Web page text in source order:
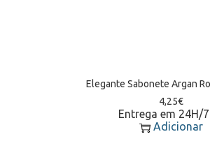
Elegante Sabonete Argan
4,25€
Entrega em 24H/
Adicionar